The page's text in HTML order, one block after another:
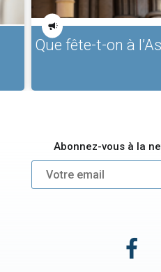
Que fête-t-on à
Abonnez-vous à la